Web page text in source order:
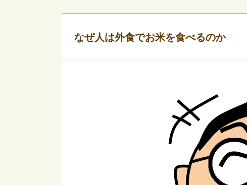
なぜ人は外食でお米を食べるのか